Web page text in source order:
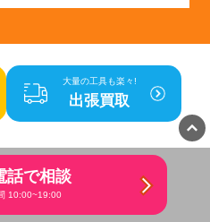
話で相談
10:00~19:00
大量の工具も楽々!
出張買取
・水戸店周辺の
店舗一覧